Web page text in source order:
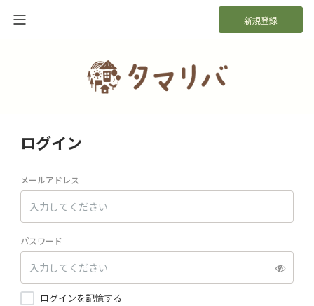
新規登録
ログイン
メールアドレス
パスワード
ログインを記憶する